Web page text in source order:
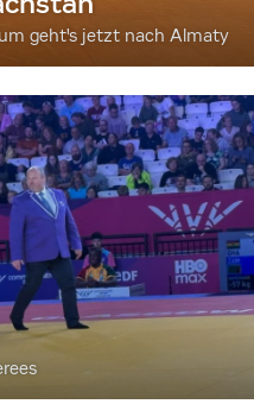
geht's jetzt nach Almaty